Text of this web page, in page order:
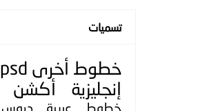
تسميات
خطوط أخرى psd
إنجليزية
أكشن
خطوط عربية
دروس